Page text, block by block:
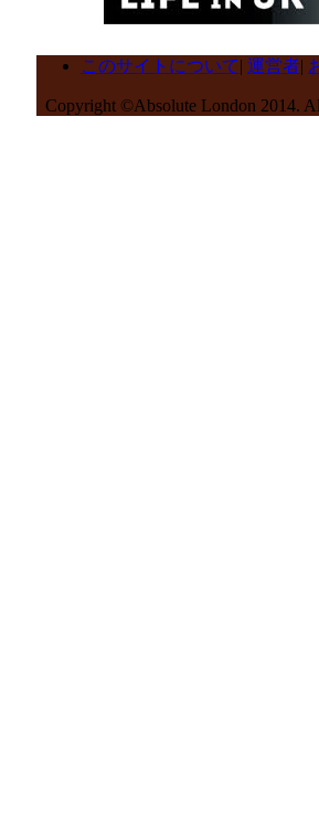
このサイトについて| 運営者|
Copyright ©Absolute London 2014.